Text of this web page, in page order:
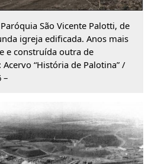
São Vicente Palotti, de
igreja edificada. Anos mais
e construída outra de
“História de Palotina” /
–